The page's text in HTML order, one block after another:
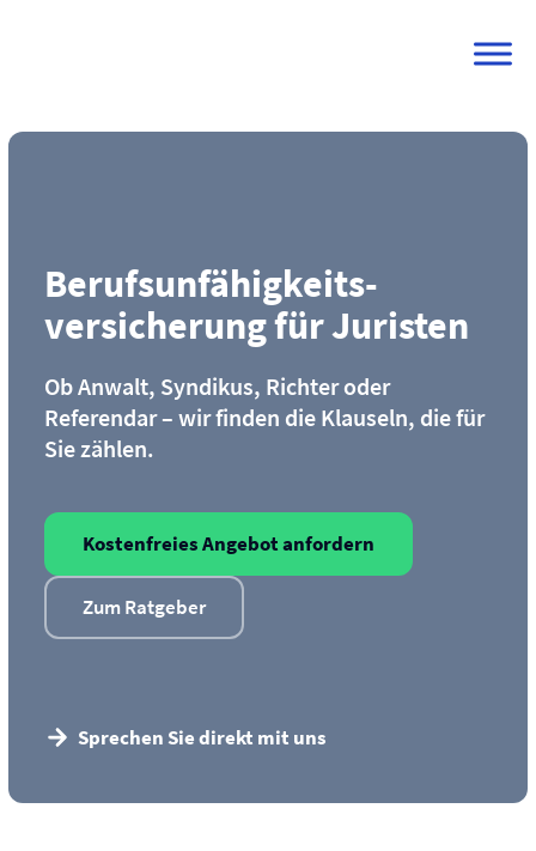
Berufs­unfähigkeits­
versicherung für Juristen
Ob Anwalt, Syndikus, Richter oder
Referendar – wir finden die Klauseln, die für
Sie zählen.
Kostenfreies Angebot anfordern
Zum Ratgeber
Sprechen Sie direkt mit uns